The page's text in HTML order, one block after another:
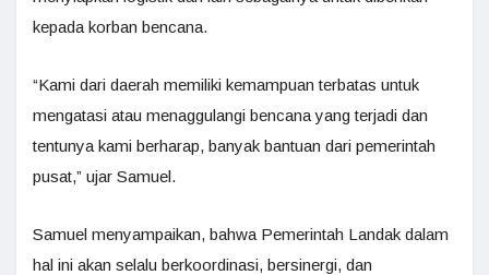
kepada korban bencana.
“Kami dari daerah memiliki kemampuan terbatas untuk
mengatasi atau menaggulangi bencana yang terjadi dan
tentunya kami berharap, banyak bantuan dari pemerintah
pusat,” ujar Samuel.
Samuel menyampaikan, bahwa Pemerintah Landak dalam
hal ini akan selalu berkoordinasi, bersinergi, dan